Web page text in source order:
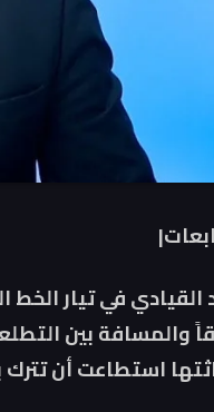
القيادي في تيار الخط
والمسافة بين
استطاعت أن